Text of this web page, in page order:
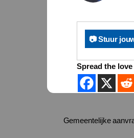
📷 Stuur
Spread the love
Gemeentelijke